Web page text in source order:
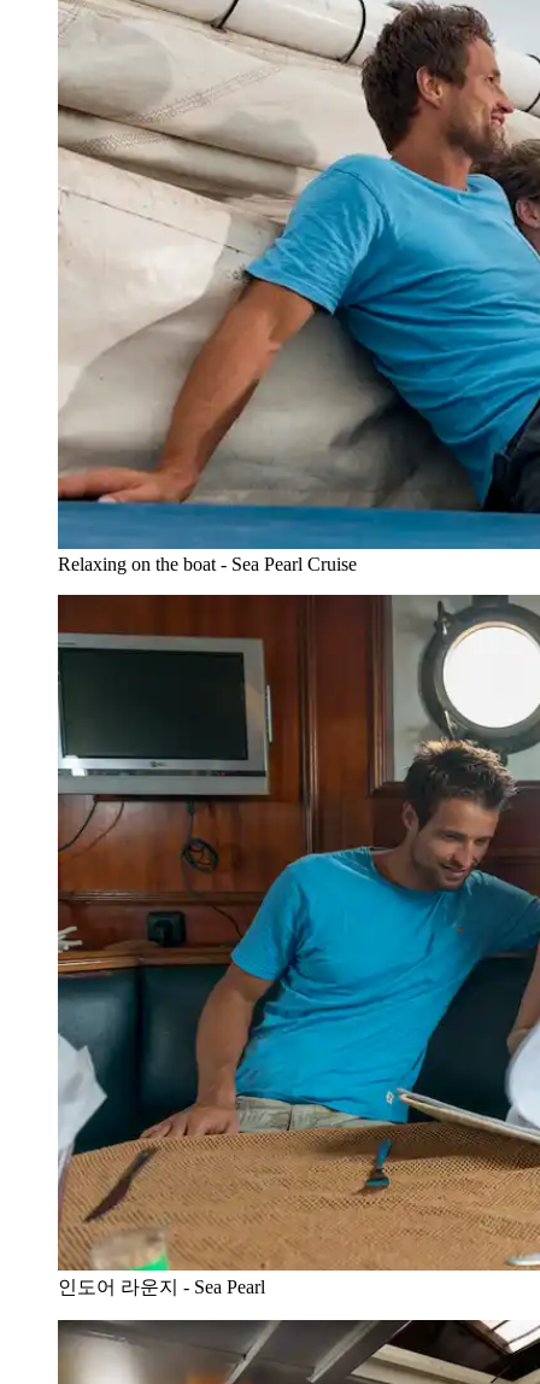
Relaxing on the boat - Sea Pearl Cruise
인도어 라운지 - Sea Pearl